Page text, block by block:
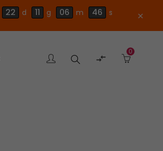
22 d 11 g 06 m 45 s close
Szukaj 
0